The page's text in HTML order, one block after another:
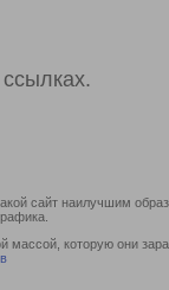
сайт наилучшим
которую они